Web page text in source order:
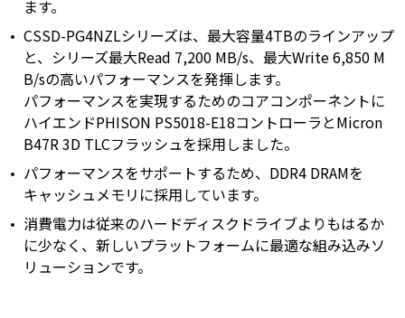
ます。
CSSD-PG4NZLシリーズは、最大容量4TBのラインアップ
と、シリーズ最大Read 7,200 MB/s、最大Write 6,850 M
B/sの高いパフォーマンスを発揮します。
パフォーマンスを実現するためのコアコンポーネントに
ハイエンドPHISON PS5018-E18コントローラとMicron
B47R 3D TLCフラッシュを採用しました。
パフォーマンスをサポートするため、DDR4 DRAMを
キャッシュメモリに採用しています。
消費電力は従来のハードディスクドライブよりもはるか
に少なく、新しいプラットフォームに最適な組み込みソ
リューションです。